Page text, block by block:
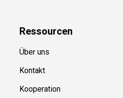
Ressourcen
Über uns
Kontakt
Kooperation